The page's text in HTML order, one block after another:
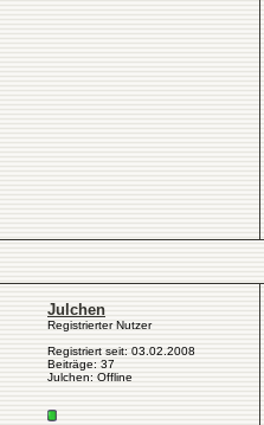
Julchen
Registrierter Nutzer
Registriert seit: 03.02.2008
Beiträge: 37
Julchen: Offline